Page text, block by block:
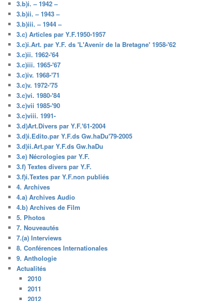
3.b)i. – 1942 –
3.b)ii. – 1943 –
3.b)iii. – 1944 –
3.c) Articles par Y.F.1950-1957
3.c)i.Art. par Y.F. ds 'L'Avenir de la Bretagne' 1958-'62
3.c)ii. 1962-'64
3.c)iii. 1965-'67
3.c)iv. 1968-'71
3.c)v. 1972-'75
3.c)vi. 1980-'84
3.c)vii 1985-'90
3.c)viii. 1991-
3.d)Art.Divers par Y.F.'61-2004
3.d)i.Edito.par Y.F.ds Gw.haDu'79-2005
3.d)ii.Art.par Y.F.ds Gw.haDu
3.e) Nécrologies par Y.F.
3.f) Textes divers par Y.F.
3.f)i.Textes par Y.F.non publiés
4. Archives
4.a) Archives Audio
4.b) Archives de Film
5. Photos
7. Nouveautés
7.(a) Interviews
8. Conférences Internationales
9. Anthologie
Actualités
2010
2011
2012